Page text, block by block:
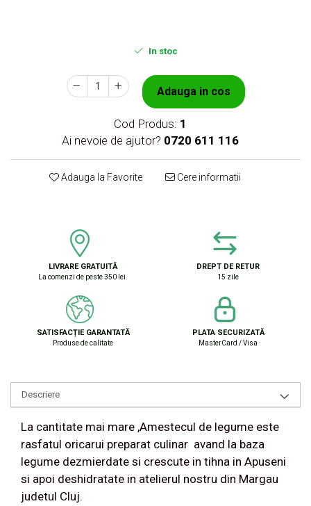
In stoc
Adauga in cos
Cod Produs: 1
Ai nevoie de ajutor? 0720 611 116
Adauga la Favorite Cere informatii
LIVRARE GRATUITĂ
La comenzi de peste 350 lei.
DREPT DE RETUR
15 zile
SATISFACȚIE GARANTATĂ
Produse de calitate
PLATA SECURIZATĂ
MasterCard / Visa
Descriere
La cantitate mai mare ,Amestecul de legume este
rasfatul oricarui preparat culinar avand la baza
legume dezmierdate si crescute in tihna in Apuseni
si apoi deshidratate in atelierul nostru din Margau
judetul Cluj.